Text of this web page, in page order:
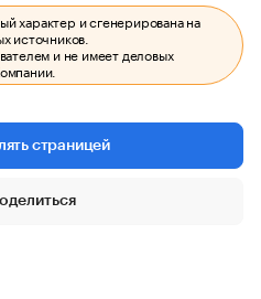
характер и сгенерирована на
источников.
и не имеет деловых
страницей